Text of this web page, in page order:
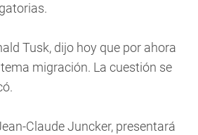
Tusk, dijo hoy que por ahora
migración. La cuestión se
Claude Juncker, presentará